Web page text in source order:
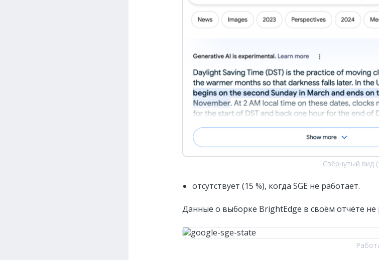
Свёрнутый вид
отсутствует (15 %), когда SGE не работает.
Данные о выборке BrightEdge в своём отчёте не